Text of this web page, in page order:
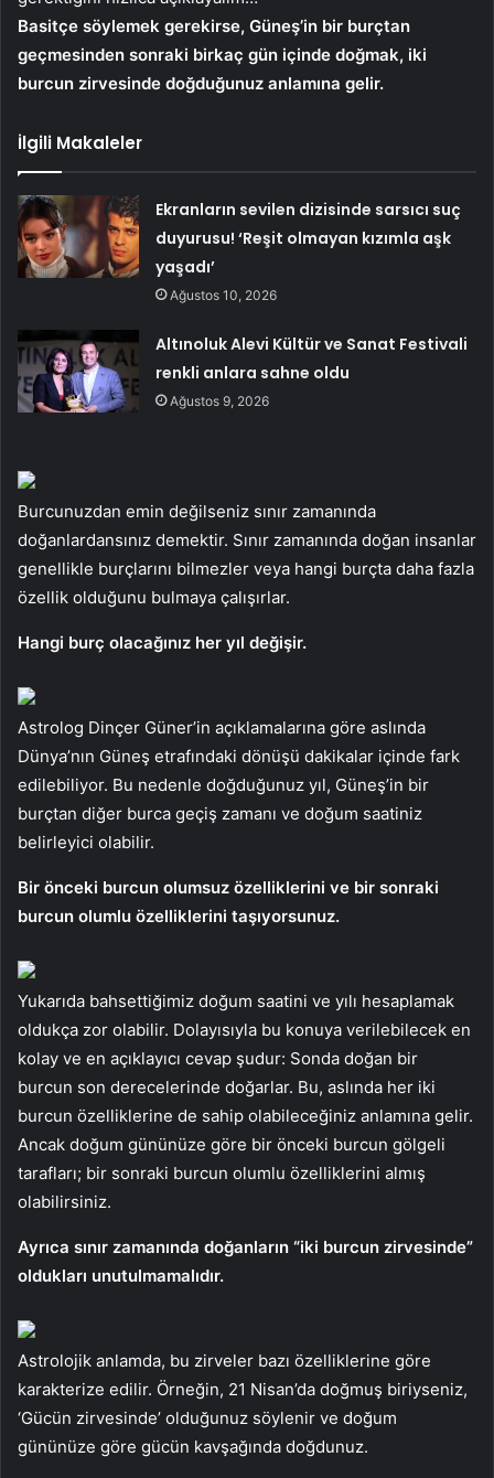
Basitçe söylemek gerekirse, Güneş’in bir burçtan
geçmesinden sonraki birkaç gün içinde doğmak, iki
burcun zirvesinde doğduğunuz anlamına gelir.
İlgili Makaleler
Ekranların sevilen dizisinde sarsıcı suç
duyurusu! ‘Reşit olmayan kızımla aşk
yaşadı’
Ağustos 10, 2026
Altınoluk Alevi Kültür ve Sanat Festivali
renkli anlara sahne oldu
Ağustos 9, 2026
Burcunuzdan emin değilseniz sınır zamanında
doğanlardansınız demektir. Sınır zamanında doğan insanlar
genellikle burçlarını bilmezler veya hangi burçta daha fazla
özellik olduğunu bulmaya çalışırlar.
Hangi burç olacağınız her yıl değişir.
Astrolog Dinçer Güner’in açıklamalarına göre aslında
Dünya’nın Güneş etrafındaki dönüşü dakikalar içinde fark
edilebiliyor. Bu nedenle doğduğunuz yıl, Güneş’in bir
burçtan diğer burca geçiş zamanı ve doğum saatiniz
belirleyici olabilir.
Bir önceki burcun olumsuz özelliklerini ve bir sonraki
burcun olumlu özelliklerini taşıyorsunuz.
Yukarıda bahsettiğimiz doğum saatini ve yılı hesaplamak
oldukça zor olabilir. Dolayısıyla bu konuya verilebilecek en
kolay ve en açıklayıcı cevap şudur: Sonda doğan bir
burcun son derecelerinde doğarlar. Bu, aslında her iki
burcun özelliklerine de sahip olabileceğiniz anlamına gelir.
Ancak doğum gününüze göre bir önceki burcun gölgeli
tarafları; bir sonraki burcun olumlu özelliklerini almış
olabilirsiniz.
Ayrıca sınır zamanında doğanların “iki burcun zirvesinde”
oldukları unutulmamalıdır.
Astrolojik anlamda, bu zirveler bazı özelliklerine göre
karakterize edilir. Örneğin, 21 Nisan’da doğmuş biriyseniz,
‘Gücün zirvesinde’ olduğunuz söylenir ve doğum
gününüze göre gücün kavşağında doğdunuz.